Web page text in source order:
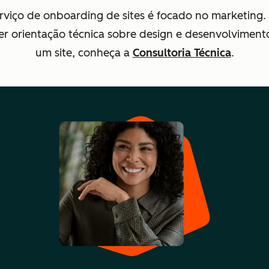
de onboarding de sites é focado no marketing.
orientação técnica sobre design e
um site, conheça a Consultoria Técnica.